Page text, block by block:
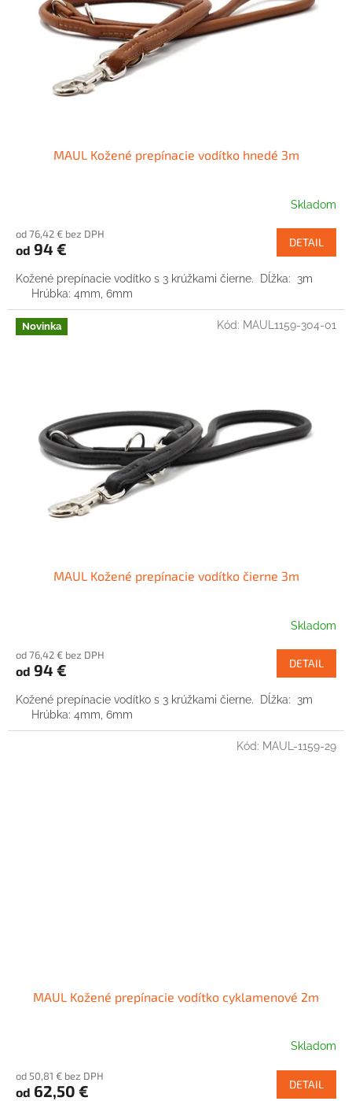
MAUL Kožené prepínacie vodítko hnedé 3m
Skladom
od 76,42 € bez DPH
od 94 € DETAIL
Kožené prepínacie vodítko s 3 krúžkami čierne. Dĺžka: 3m
Hrúbka: 4mm, 6mm
Novinka
MAUL Kožené prepínacie vodítko čierne 3m
Skladom
od 76,42 € bez DPH
od 94 € DETAIL
Kožené prepínacie vodítko s 3 krúžkami čierne. Dĺžka: 3m
Hrúbka: 4mm, 6mm
Kód: MAUL1159-304-01
MAUL Kožené prepínacie vodítko cyklamenové 2m
Skladom
od 50,81 € bez DPH
od 62,50 € DETAIL
Kód: MAUL-1159-29